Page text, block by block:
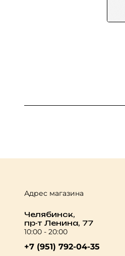
Адрес магазина
Челябинск,
пр-т Ленина, 77
10:00 - 20:00
+7 (951) 792-04-35